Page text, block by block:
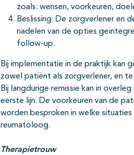
zoals: wensen, voorkeuren,
Beslissing: De zorgverlener en
nadelen van de opties
follow-up.
Bij implementatie in de praktijk kan
zowel patiënt als zorgverlener, en
Bij langdurige remissie kan in
eerste lijn. De voorkeuren van de
worden besproken in welke
reumatoloog.
Therapietrouw